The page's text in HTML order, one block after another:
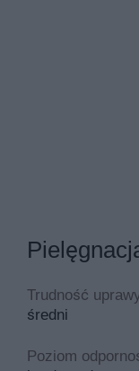
Trudność
średni
Poziom